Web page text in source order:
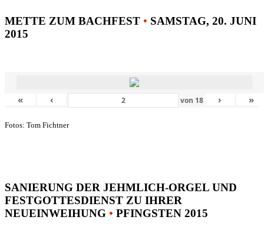
METTE ZUM BACHFEST • SAMSTAG, 20. JUNI
2015
« ‹ von 18 › »
Fotos: Tom Fichtner
SANIERUNG DER JEHMLICH-ORGEL UND
FESTGOTTESDIENST ZU IHRER
NEUEINWEIHUNG • PFINGSTEN 2015